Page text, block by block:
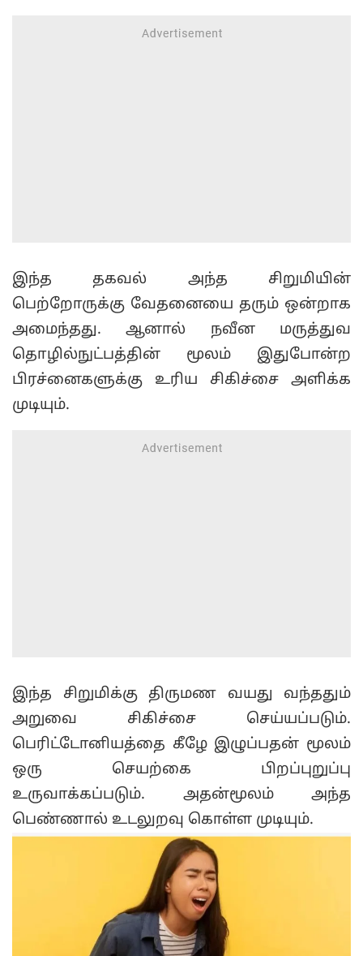
இந்த தகவல் அந்த சிறுமியின்
பெற்றோருக்கு வேதனையை தரும் ஒன்றாக
அமைந்தது. ஆனால் நவீன மருத்துவ
தொழில்நுட்பத்தின் மூலம் இதுபோன்ற
பிரச்னைகளுக்கு உரிய சிகிச்சை அளிக்க
முடியும்.
இந்த சிறுமிக்கு திருமண வயது வந்ததும்
அறுவை சிகிச்சை செய்யப்படும்.
பெரிட்டோனியத்தை கீழே இழுப்பதன் மூலம்
ஒரு செயற்கை பிறப்புறுப்பு
உருவாக்கப்படும். அதன்மூலம் அந்த
பெண்ணால் உடலுறவு கொள்ள முடியும்.